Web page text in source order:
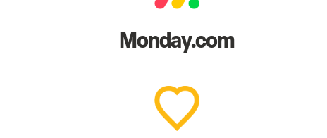
Monday.com